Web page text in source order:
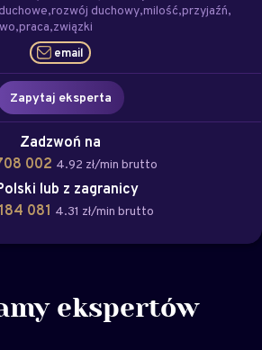
rozwój duchowy milość przyjaźń
praca związki
email
Zapytaj eksperta
Zadzwoń na
002 4.92 zł/min brutto
lub z zagranicy
081 4.31 zł/min brutto
ekspertów